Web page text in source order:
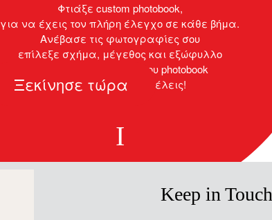
Φτιάξε custom photobook,
για να έχεις τον πλήρη έλεγχο σε κάθε βήμα.
Ανέβασε τις φωτογραφίες σου
επίλεξε σχήμα, μέγεθος και εξώφυλλο
και σχεδίασε το δικό σου photobook
ακριβώς όπως εσύ θέλεις!
Ξεκίνησε τώρα
Keep in Touch